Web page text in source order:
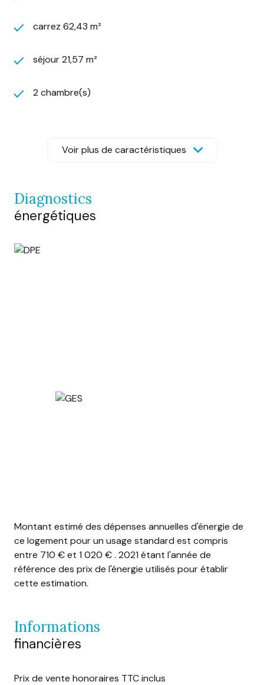
carrez 62,43 m²
séjour 21,57 m²
2 chambre(s)
construit en 2007
cuisine séparée (équipée)
Chauffage individuel : radiateur (electrique)
2ème étage
terrasse
interphone
Voir plus de caractéristiques
diagnostics
énergétiques
Montant estimé des dépenses annuelles d'énergie de
ce logement pour un usage standard est compris
entre 710 € et 1 020 € . 2021 étant l'année de
référence des prix de l'énergie utilisés pour établir
cette estimation.
informations
financières
Prix de vente honoraires TTC inclus